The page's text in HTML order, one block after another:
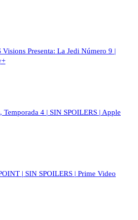
Presenta: La Jedi Número 9 |
4 | SIN SPOILERS | Apple
| SIN SPOILERS | Prime Video